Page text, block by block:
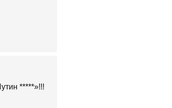
*****»!!!